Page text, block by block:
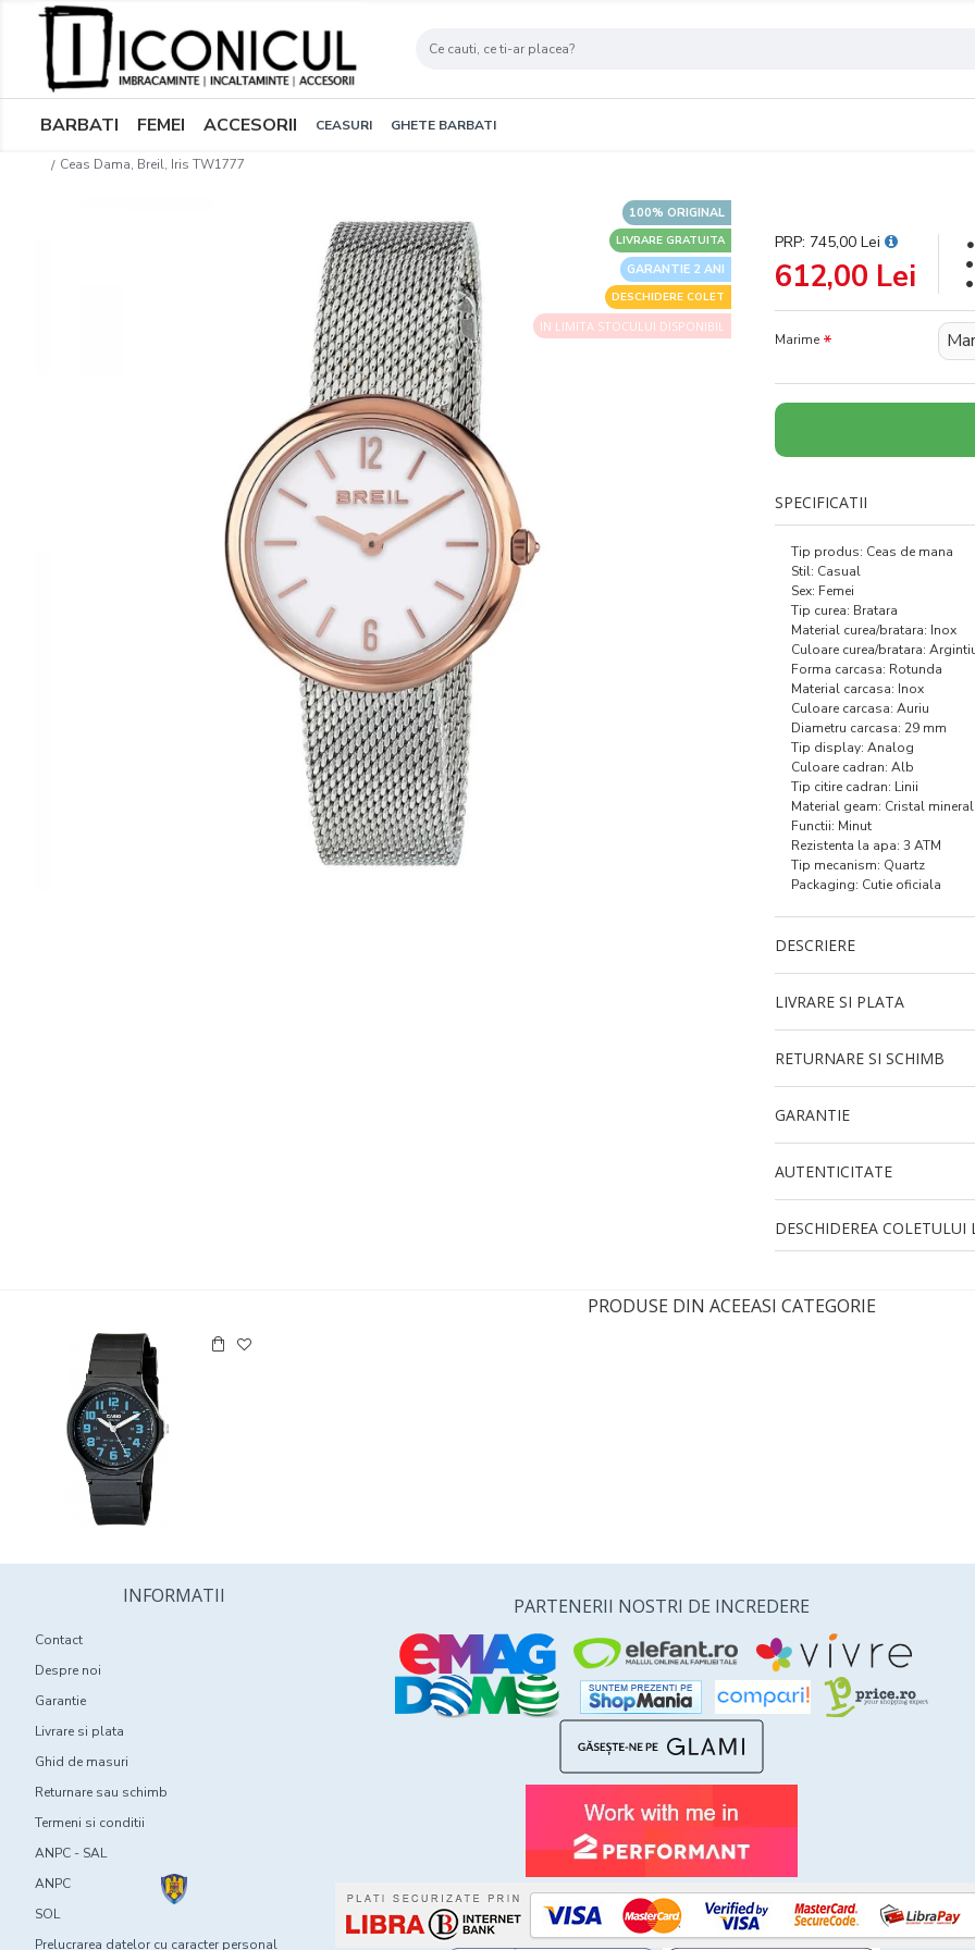
BARBATI FEMEI ACCESORII CEASURI GHETE BARBATI
Ceas Dama, Breil, Iris TW1777
GARANTIE 2 ANI
100% ORIGINAL
LIVRARE GRATUITA
DESCHIDERE COLET
IN LIMITA STOCULUI DISPONIBIL
612,00 Lei
PRP: 745,00 Lei
Marime
SPECIFICATII
Tip produs: Ceas de mana
Stil: Casual
Sex: Femei
Tip curea: Bratara
Material curea/bratara: Inox
Culoare curea/bratara:
Forma carcasa: Rotunda
Material carcasa: Inox
Culoare carcasa: Auriu
Diametru carcasa: 29 mm
Tip display: Analog
Culoare cadran: Alb
Tip citire cadran: Linii
Material geam: Cristal mineral
Functii: Minut
Rezistenta la apa: 3 ATM
Tip mecanism: Quartz
Packaging: Cutie oficiala
DESCRIERE
LIVRARE SI PLATA
RETURNARE SI SCHIMB
GARANTIE
AUTENTICITATE
DESCHIDEREA COLETULUI
PRODUSE DIN ACEEASI CATEGORIE
INFORMATII
Contact
Despre noi
Garantie
Livrare si plata
Ghid de masuri
Returnare sau schimb
Termeni si conditii
ANPC - SAL
ANPC
SOL
Prelucrarea datelor cu caracter personal
PARTENERII NOSTRI DE INCREDERE